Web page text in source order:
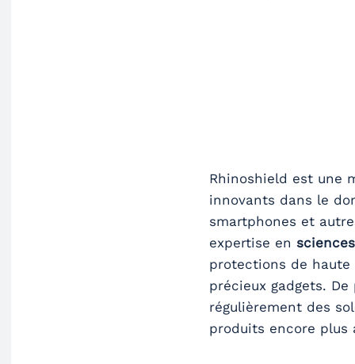
Rhinoshield est une
innovants dans le
smartphones et
expertise en
protections de haute
précieux gadgets.
régulièrement des
produits encore plus